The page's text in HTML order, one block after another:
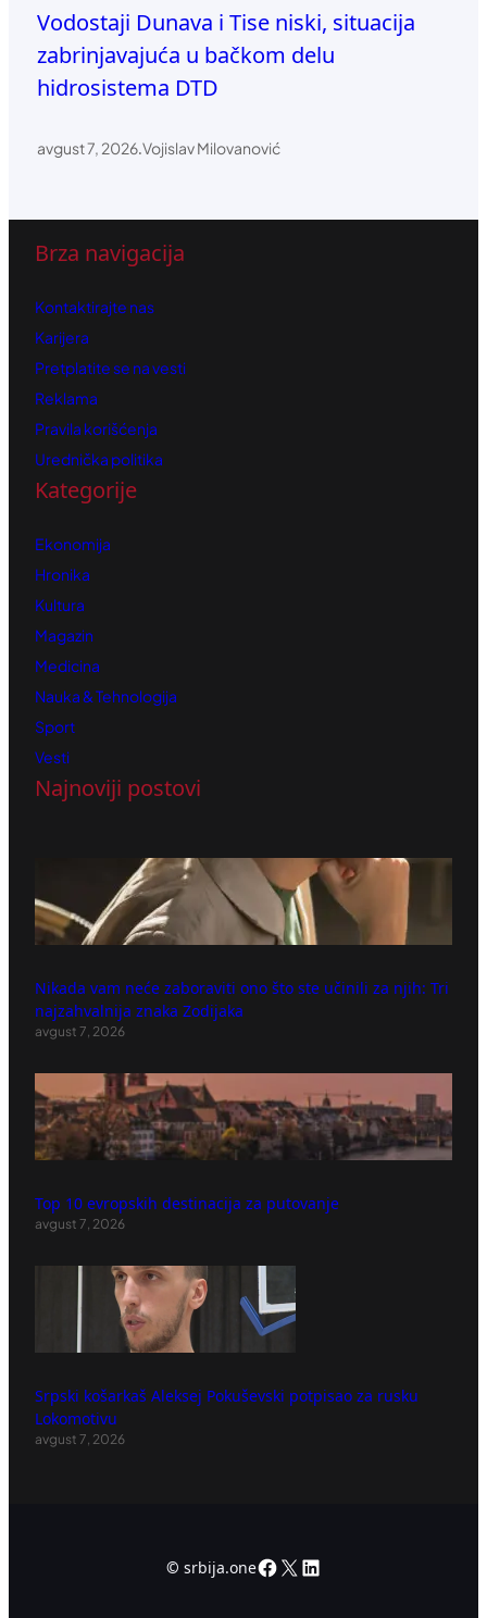
Vodostaji Dunava i Tise niski, situacija
zabrinjavajuća u bačkom delu
hidrosistema DTD
avgust 7, 2026.Vojislav Milovanović
Brza navigacija
Kontaktirajte nas
Karijera
Pretplatite se na vesti
Reklama
Pravila korišćenja
Urednička politika
Kategorije
Ekonomija
Hronika
Kultura
Magazin
Medicina
Nauka & Tehnologija
Sport
Vesti
Najnoviji postovi
Nikada vam neće zaboraviti ono što ste učinili za njih: Tri
najzahvalnija znaka Zodijaka
avgust 7, 2026
Top 10 evropskih destinacija za putovanje
avgust 7, 2026
Srpski košarkaš Aleksej Pokuševski potpisao za rusku
Lokomotivu
avgust 7, 2026
© srbija.oneFacebook
X LinkedIn